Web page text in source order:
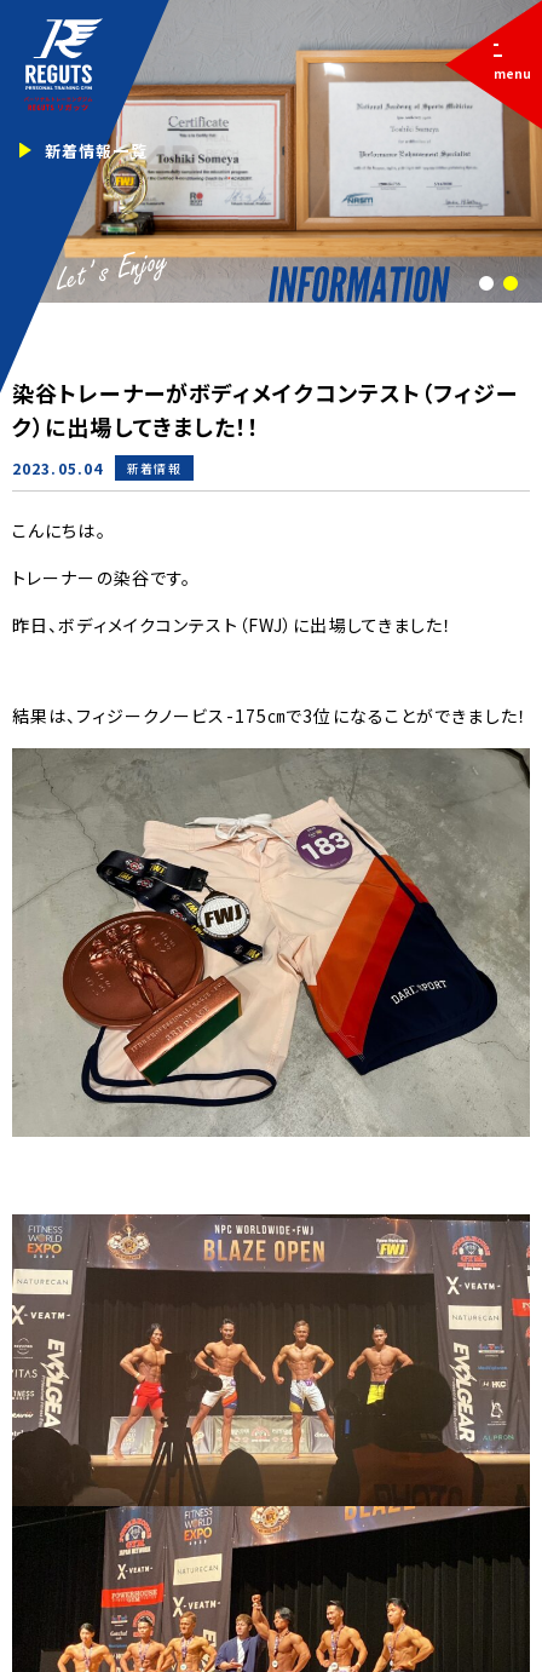
新着情報一覧
1 2
menu
染谷トレーナーがボディメイクコンテスト（フィジー
ク）に出場してきました！！
2023.05.04 新着情報
こんにちは。
トレーナーの染谷です。
昨日、ボディメイクコンテスト（FWJ）に出場してきました！
結果は、フィジークノービス-175㎝で3位になることができました！